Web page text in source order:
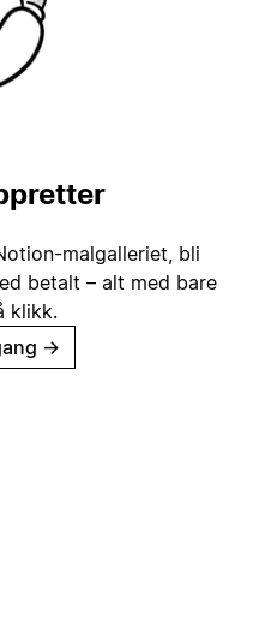
malgalleriet, bli
betalt – alt med bare
klikk.
→